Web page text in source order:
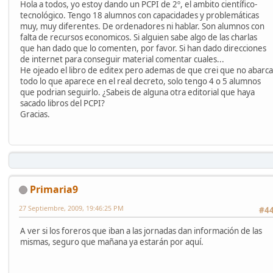
Hola a todos, yo estoy dando un PCPI de 2º, el ambito científico-
tecnológico. Tengo 18 alumnos con capacidades y problemáticas
muy, muy diferentes. De ordenadores ni hablar. Son alumnos con
falta de recursos economicos. Si alguien sabe algo de las charlas
que han dado que lo comenten, por favor. Si han dado direcciones
de internet para conseguir material comentar cuales...
He ojeado el libro de editex pero ademas de que crei que no abarca
todo lo que aparece en el real decreto, solo tengo 4 o 5 alumnos
que podrian seguirlo. ¿Sabeis de alguna otra editorial que haya
sacado libros del PCPI?
Gracias.
Primaria9
27 Septiembre, 2009, 19:46:25 PM
A ver si los foreros que iban a las jornadas dan información de las
mismas, seguro que mañana ya estarán por aquí.